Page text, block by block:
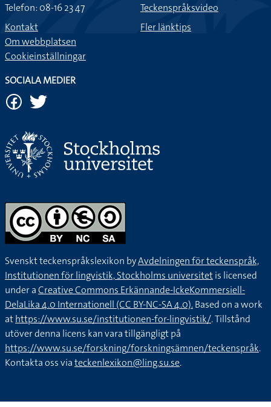
Telefon: 08-16 23 47
Kontakt
Om webbplatsen
Cookieinställningar
Teckenspråksvideo
Fler länktips
SOCIALA MEDIER
Svenskt teckenspråkslexikon byAvdelningen för teckenspråk,
Institutionen för lingvistik, Stockholms universitetis licensed
under aCreative Commons Erkännande-IckeKommersiell-
DelaLika 4.0 Internationell (CC BY-NC-SA 4.0).Based on a work
athttps://www.su.se/institutionen-for-lingvistik/. Tillstånd
utöver denna licens kan vara tillgängligt på
https://www.su.se/forskning/forskningsämnen/teckenspråk.
Kontakta oss viateckenlexikon@ling.su.se.